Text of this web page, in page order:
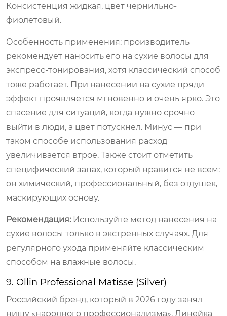
Консистенция жидкая, цвет чернильно-
фиолетовый.
Особенность применения: производитель
рекомендует наносить его на сухие волосы для
экспресс-тонирования, хотя классический способ
тоже работает. При нанесении на сухие пряди
эффект проявляется мгновенно и очень ярко. Это
спасение для ситуаций, когда нужно срочно
выйти в люди, а цвет потускнел. Минус — при
таком способе использования расход
увеличивается втрое. Также стоит отметить
специфический запах, который нравится не всем:
он химический, профессиональный, без отдушек,
маскирующих основу.
Рекомендация: Используйте метод нанесения на
сухие волосы только в экстренных случаях. Для
регулярного ухода применяйте классическим
способом на влажные волосы.
9. Ollin Professional Matisse (Silver)
Российский бренд, который в 2026 году занял
нишу «народного профессионализма». Линейка